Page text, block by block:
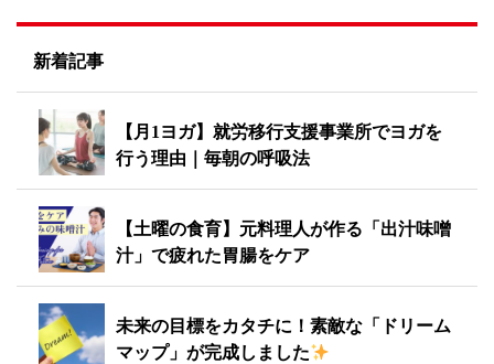
新着記事
【月1ヨガ】就労移行支援事業所でヨガを
行う理由｜毎朝の呼吸法
【土曜の食育】元料理人が作る「出汁味噌
汁」で疲れた胃腸をケア
未来の目標をカタチに！素敵な「ドリーム
マップ」が完成しました